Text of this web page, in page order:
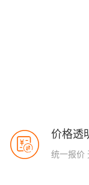
价格透
统一报价